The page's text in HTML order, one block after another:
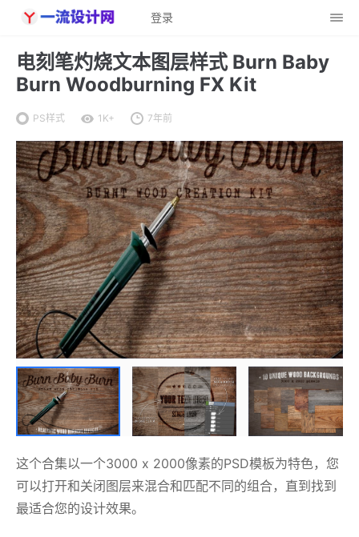
登录
电刻笔灼烧文本图层样式 Burn Baby
Burn Woodburning FX Kit
PS样式 1K+ 7年前
这个合集以一个3000 x 2000像素的PSD模板为特色，您
可以打开和关闭图层来混合和匹配不同的组合，直到找到
最适合您的设计效果。